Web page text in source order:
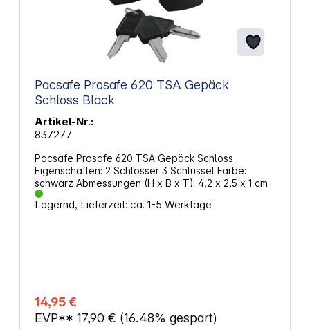
Pacsafe Prosafe 620 TSA Gepäck
Schloss Black
Artikel-Nr.:
837277
Pacsafe Prosafe 620 TSA Gepäck Schloss .
Eigenschaften: 2 Schlösser 3 Schlüssel Farbe:
schwarz Abmessungen (H x B x T): 4,2 x 2,5 x 1 cm
Lagernd, Lieferzeit: ca. 1-5 Werktage
14,95 €
EVP** 17,90 € (16.48% gespart)